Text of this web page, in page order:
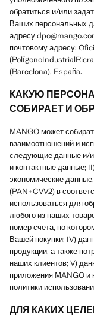
обратиться и/или
Ваших персональных
адресу
почтовому адресу:
(Barcelona), España.
КАКУЮ
СОБИРАЕТ И
MANGO может
взаимоотношений и
следующие данные и/
и контактные данные;
экономические
(PAN+CVV2) в
использоваться для
любого из наших
номер счета, по
Вашей покупки; IV)
продукции, а также
наших клиентов; V)
приложения MANGO и
политики
ДЛЯ КАКИХ